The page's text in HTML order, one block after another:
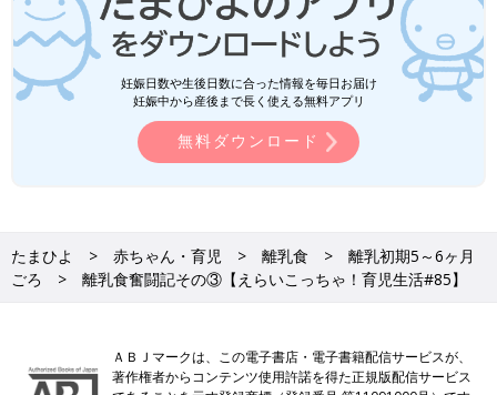
妊娠日数や生後日数に合った情報を毎日お届け
妊娠中から産後まで長く使える無料アプリ
無料ダウンロード
たまひよ 赤ちゃん・育児 離乳食
離乳初期5～6ヶ月
ごろ
離乳食奮闘記その③【えらいこっちゃ！育児生活#85】
ＡＢＪマークは、この電子書店・電子書籍配信サービスが、
著作権者からコンテンツ使用許諾を得た正規版配信サービス